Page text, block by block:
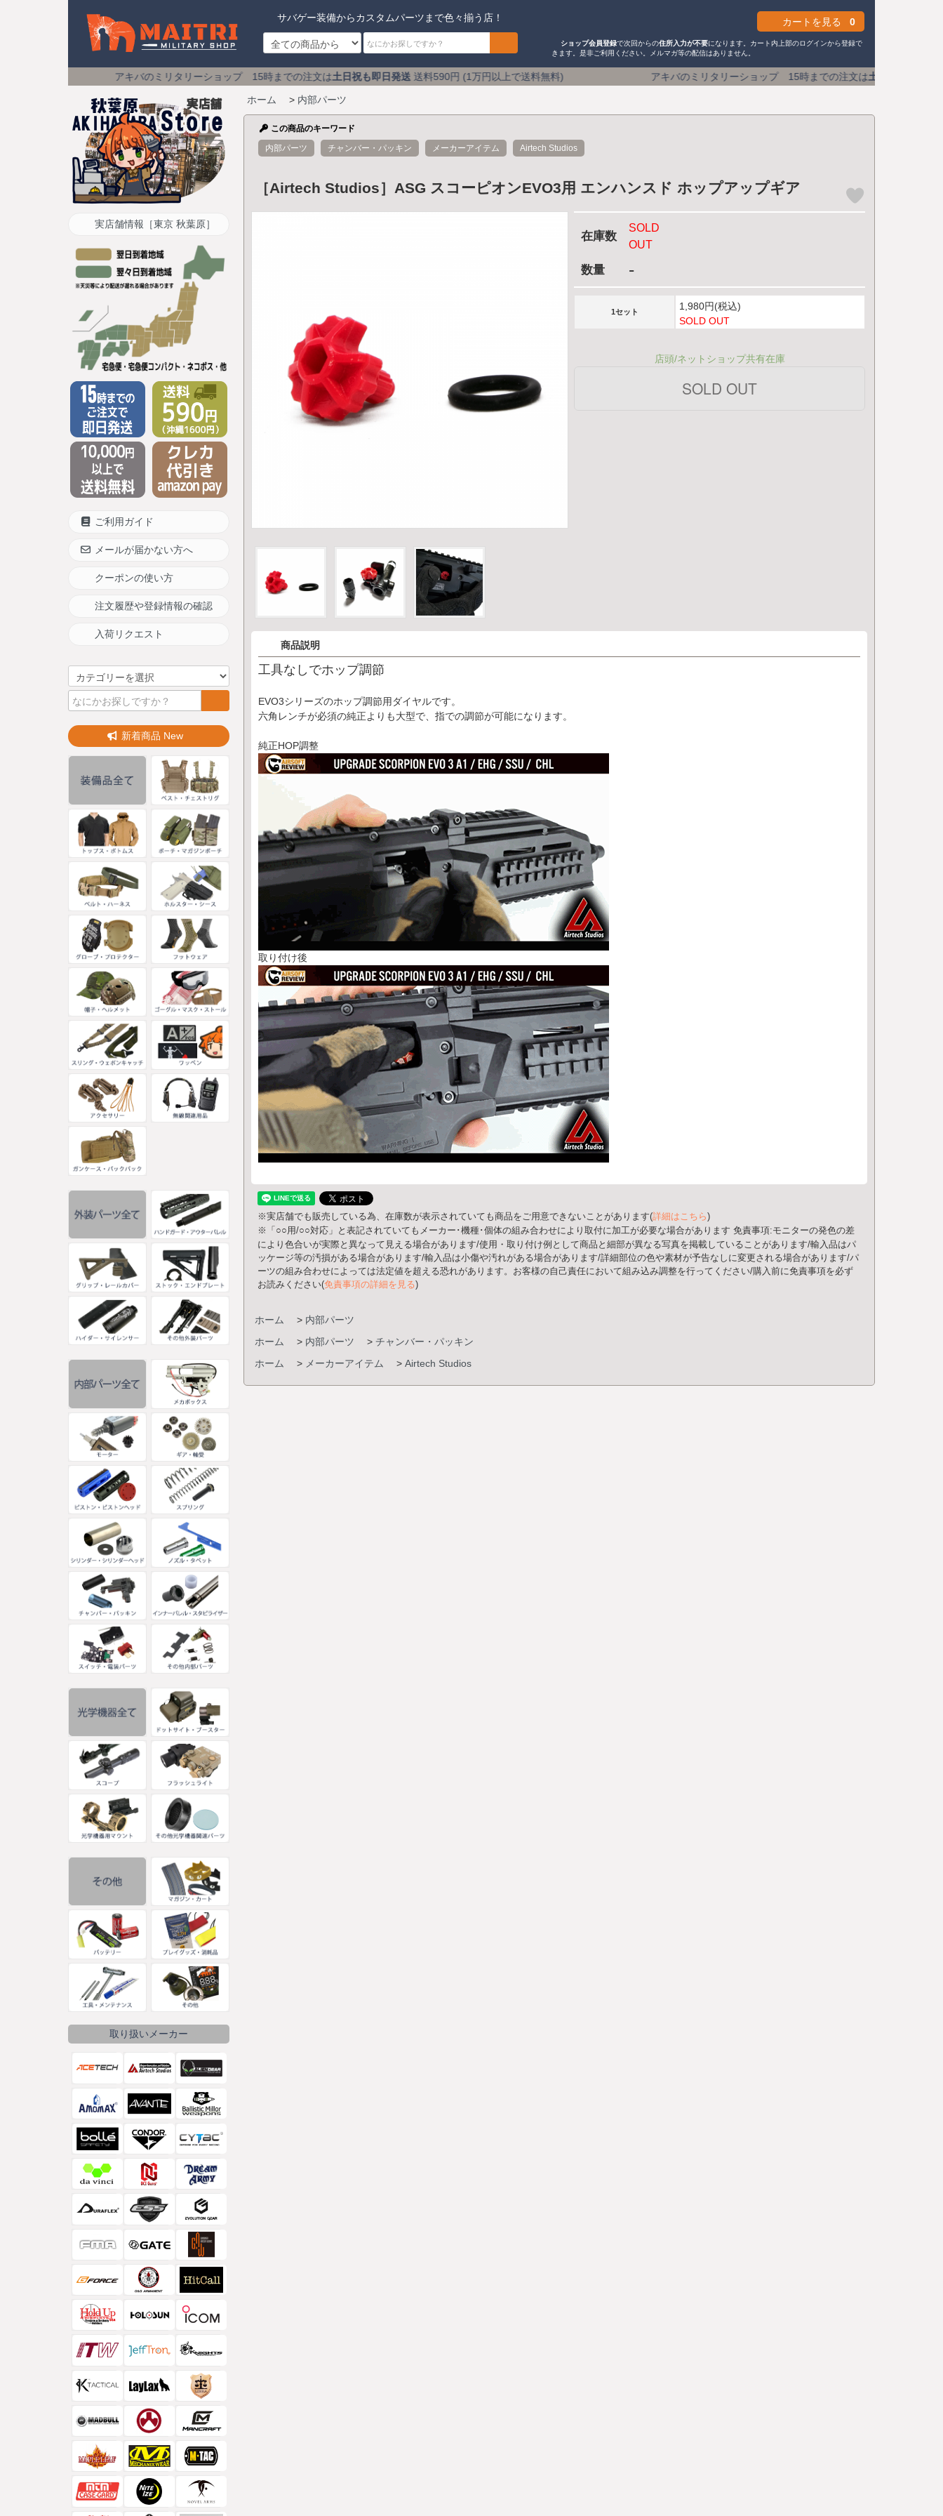
サバゲー装備からカスタムパーツまで色々揃う店！ カートを見る 0
ショップ会員登録で次回からの住所入力が不要になります。カート内上部のログインから登録で
きます。是非ご利用ください。メルマガ等の配信はありません。
アキバのミリタリーショップ 15時までの注文は土日祝も即日発送送料590円 (1万円以上で送料無料) アキバのミリタリーショップ 15時までの注文は土日祝も即日発送送料590円 (1
ホーム > 内部パーツ
この商品のキーワード
内部パーツ
チャンバー・パッキン メーカーアイテム Airtech Studios
［Airtech Studios］ASG スコーピオンEVO3用 エンハンスド ホップアップギア
在庫数
SOLD
OUT
数量 -
1セット
1,980円(税込)
SOLD OUT
店頭/ネットショップ共有在庫
商品説明
工具なしでホップ調節
EVO3シリーズのホップ調節用ダイヤルです。
六角レンチが必須の純正よりも大型で、指での調節が可能になります。
純正HOP調整
取り付け後
※実店舗でも販売している為、在庫数が表示されていても商品をご用意できないことがあります(詳細はこちら)
※「○○用/○○対応」と表記されていてもメーカー･機種･個体の組み合わせにより取付に加工が必要な場合があります 免責事項:モニターの発色の差
により色合いが実際と異なって見える場合があります/使用・取り付け例として商品と細部が異なる写真を掲載していることがあります/輸入品はパ
ッケージ等の汚損がある場合があります/輸入品は小傷や汚れがある場合があります/詳細部位の色や素材が予告なしに変更される場合があります/パ
ーツの組み合わせによっては法定値を超える恐れがあります。お客様の自己責任において組み込み調整を行ってください/購入前に免責事項を必ず
お読みください(免責事項の詳細を見る)
ホーム > 内部パーツ
ホーム
> 内部パーツ > チャンバー・パッキン
ホーム
> メーカーアイテム > Airtech Studios
実店舗情報［東京 秋葉原］
ご利用ガイド
メールが届かない方へ
クーポンの使い方
注文履歴や登録情報の確認
入荷リクエスト
新着商品 New
取り扱いメーカー